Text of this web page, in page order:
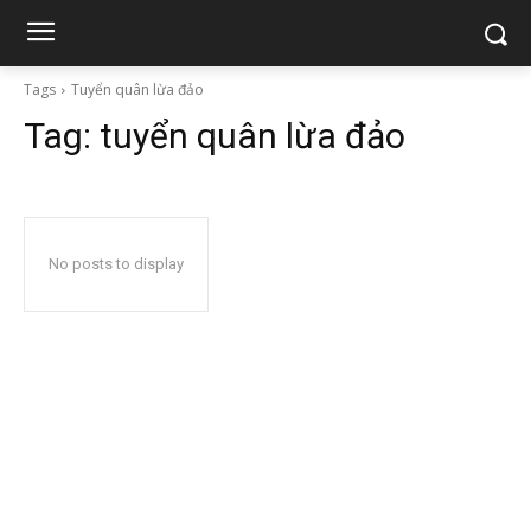
Tags Tuyển quân lừa đảo
Tag: tuyển quân lừa đảo
No posts to display